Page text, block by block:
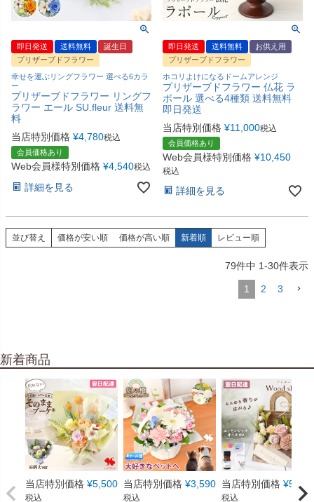
即日発送 送料無料
誕生日
プリザーブドフラワー
幸せを運ぶリングフラワー 選べる6カラ
ー
プリザーブドフラワー リングフ
ラワー エール SU.fleur 送料無
料
当店特別価格 ¥4,780税込
会員価格あり
Web会員様特別価格 ¥4,540税込
詳細を見る
即日発送 送料無料
お供え用
プリザーブドフラワー
ホコリよけになるドームアレンジ
プリザーブドフラワー 仏花 ラ
ポール 選べる4種類 送料無料
即日発送
当店特別価格 ¥11,000税込
会員価格あり
Web会員様特別価格 ¥10,450
税込
詳細を見る
並び替え 価格が安い順 価格が高い順 新着順 レビュー順
79件中 1-30件表示
1 2 3
新着商品
当店特別価格 ¥5,500
税込
当店特別価格 ¥3,590
税込
当店特別価格 ¥5,550
税込